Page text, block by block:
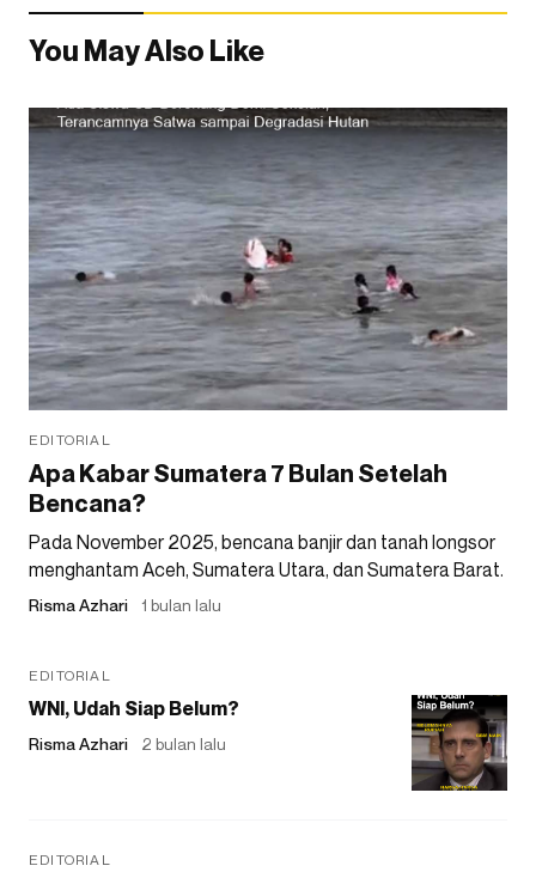
You May Also Like
EDITORIAL
Apa Kabar Sumatera 7 Bulan Setelah
Bencana?
Pada November 2025, bencana banjir dan tanah longsor
menghantam Aceh, Sumatera Utara, dan Sumatera Barat.
Risma Azhari 1 bulan lalu
EDITORIAL
WNI, Udah Siap Belum?
Risma Azhari 2 bulan lalu
EDITORIAL